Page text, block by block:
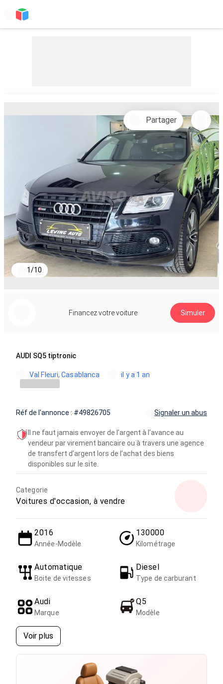
1/10
Partager
Financez votre voiture Simuler
AUDI SQ5 tiptronic
Val Fleuri, Casablanca il y a 1 an
Réf de l'annonce : #49826705 Signaler un abus
Il ne faut jamais envoyer de l’argent à l’avance au
vendeur par virement bancaire ou à travers une agence
de transfert d’argent lors de l’achat des biens
disponibles sur le site.
Categorie
Voitures d'occasion, à vendre
2016
Année-Modèle
130000
Kilométrage
Automatique
Boite de vitesses
Diesel
Type de carburant
Audi
Marque
Q5
Modèle
Voir plus